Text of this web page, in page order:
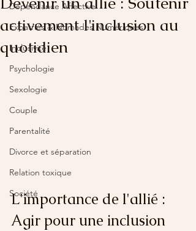
Dépendance Affective
Expatriés & Nomades Numériques
Inclusivité
Psychologie
Sexologie
Couple
Parentalité
Divorce et séparation
Relation toxique
Société
activement l'inclusion au
quotidien
L'importance de l'allié :
Agir pour une inclusion